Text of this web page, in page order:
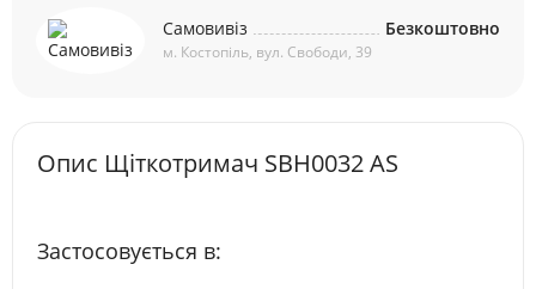
Самовивіз
м. Костопіль, вул. Свободи, 39
Безкоштовно
Опис Щіткотримач SBH0032 AS
Застосовується в: